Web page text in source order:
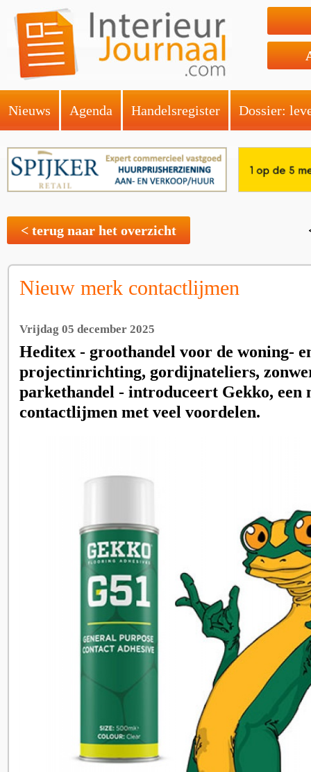
Nieuws Agenda Handelsregister Dossier:
< terug naar het overzicht
Nieuw merk contactlijmen
Vrijdag 05 december 2025
Heditex - groothandel voor de woning-
projectinrichting, gordijnateliers,
parkethandel - introduceert Gekko, een
contactlijmen met veel voordelen.